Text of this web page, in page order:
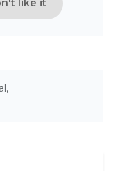
like it
,